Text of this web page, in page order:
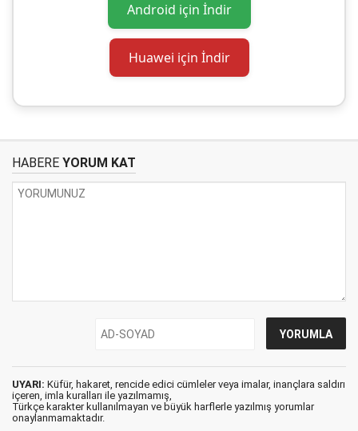
Android için İndir
Huawei için İndir
HABERE YORUM KAT
UYARI: Küfür, hakaret, rencide edici cümleler veya imalar, inançlara saldırı
içeren, imla kuralları ile yazılmamış,
Türkçe karakter kullanılmayan ve büyük harflerle yazılmış yorumlar
onaylanmamaktadır.